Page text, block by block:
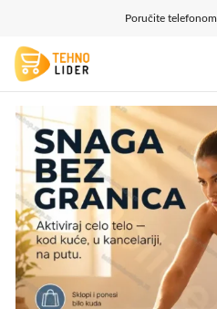
Poručite telefonom